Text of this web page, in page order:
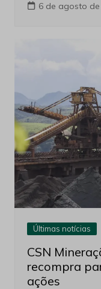
6 de agosto de
Últimas notícias
CSN
recompra
ações